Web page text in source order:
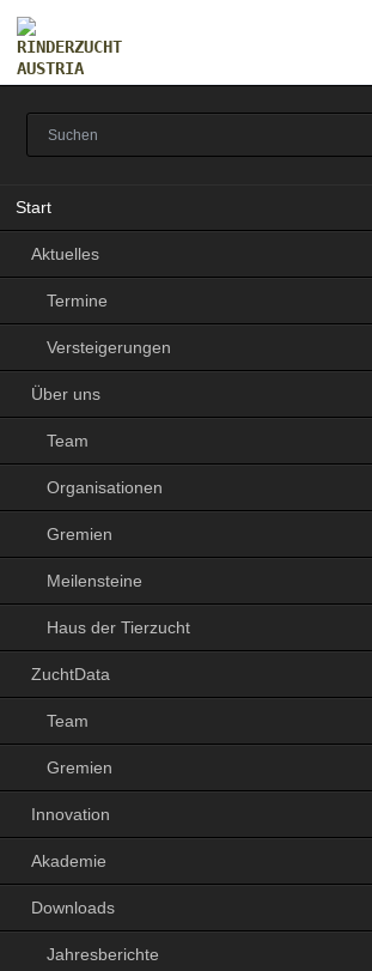
Start
Aktuelles
Termine
Versteigerungen
Über uns
Team
Organisationen
Gremien
Meilensteine
Haus der Tierzucht
ZuchtData
Team
Gremien
Innovation
Akademie
Downloads
Jahresberichte